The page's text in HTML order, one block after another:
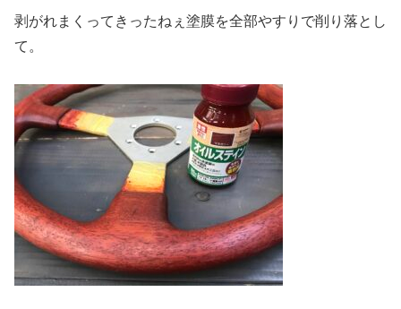
剥がれまくってきったねぇ塗膜を全部やすりで削り落とし
て。